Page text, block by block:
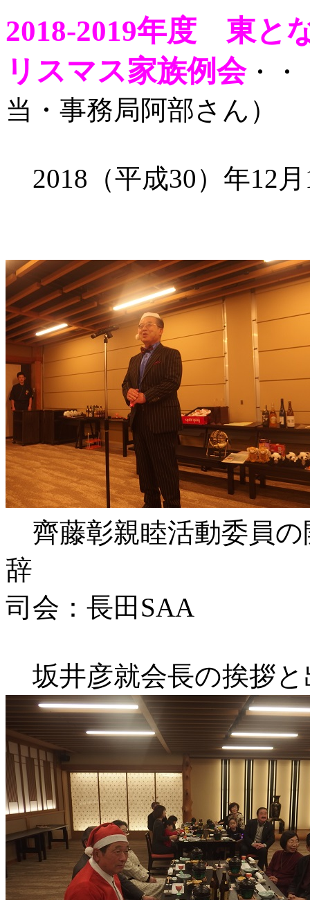
2018-2019年度 東と
リスマス家族例会・・
当・事務局阿部さん）
2018（平成30）年12
齊藤彰親睦活動委員の
司会：長田SAA
坂井彦就会長の挨拶と